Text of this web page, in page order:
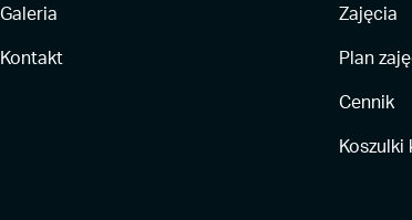
Galeria
Kontakt
Zajęcia
Plan
Cennik
Koszulki